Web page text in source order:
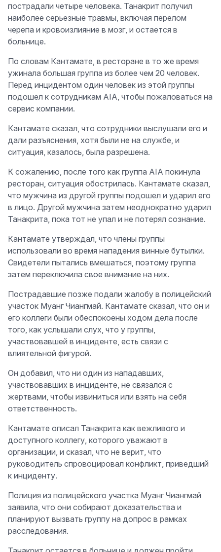
пострадали четыре человека. Танакрит получил
наиболее серьезные травмы, включая перелом
черепа и кровоизлияние в мозг, и остается в
больнице.
По словам Кантамате, в ресторане в то же время
ужинала большая группа из более чем 20 человек.
Перед инцидентом один человек из этой группы
подошел к сотрудникам AIA, чтобы пожаловаться на
сервис компании.
Кантамате сказал, что сотрудники выслушали его и
дали разъяснения, хотя были не на службе, и
ситуация, казалось, была разрешена.
К сожалению, после того как группа AIA покинула
ресторан, ситуация обострилась. Кантамате сказал,
что мужчина из другой группы подошел и ударил его
в лицо. Другой мужчина затем неоднократно ударил
Танакрита, пока тот не упал и не потерял сознание.
Кантамате утверждал, что члены группы
использовали во время нападения винные бутылки.
Свидетели пытались вмешаться, поэтому группа
затем переключила свое внимание на них.
Пострадавшие позже подали жалобу в полицейский
участок Муанг Чиангмай. Кантамате сказал, что он и
его коллеги были обеспокоены ходом дела после
того, как услышали слух, что у группы,
участвовавшей в инциденте, есть связи с
влиятельной фигурой.
Он добавил, что ни один из нападавших,
участвовавших в инциденте, не связался с
жертвами, чтобы извиниться или взять на себя
ответственность.
Кантамате описал Танакрита как вежливого и
доступного коллегу, которого уважают в
организации, и сказал, что не верит, что
руководитель спровоцировал конфликт, приведший
к инциденту.
Полиция из полицейского участка Муанг Чиангмай
заявила, что они собирают доказательства и
планируют вызвать группу на допрос в рамках
расследования.